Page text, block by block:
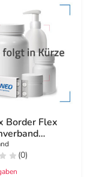
Border Flex
cm oval
(0)